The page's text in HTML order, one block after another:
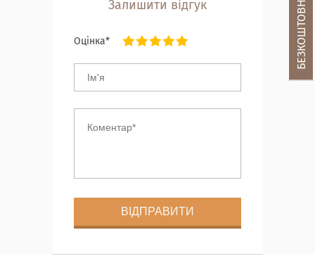
Залишити відгук
Оцінка*